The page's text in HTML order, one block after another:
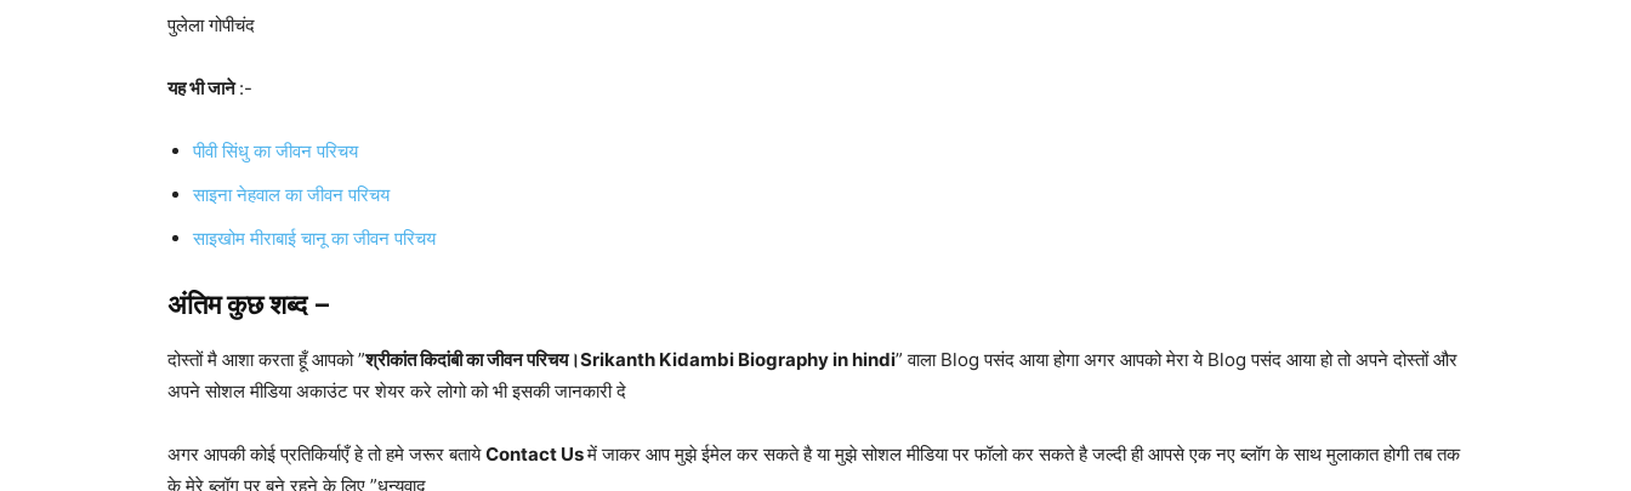
पुलेला गोपीचंद
यह भी जाने:-
पीवी सिंधु का जीवन परिचय
साइना नेहवाल का जीवन परिचय
साइखोम मीराबाई चानू का जीवन परिचय
अंतिम कुछ शब्द –
दोस्तों मै आशा करता हूँ आपको ”श्रीकांत किदांबी का जीवन परिचय।Srikanth Kidambi Biography in hindi” वाला Blog पसंद आया होगा अगर आपको मेरा ये Blog पसंद आया हो तो अपने दोस्तों और
अपने सोशल मीडिया अकाउंट पर शेयर करे लोगो को भी इसकी जानकारी दे
अगर आपकी कोई प्रतिकिर्याएँ हे तो हमे जरूर बतायेContact Usमें जाकर आप मुझे ईमेल कर सकते है या मुझे सोशल मीडिया पर फॉलो कर सकते है जल्दी ही आपसे एक नए ब्लॉग के साथ मुलाकात होगी तब तक
के मेरे ब्लॉग पर बने रहने के लिए ”धन्यवाद